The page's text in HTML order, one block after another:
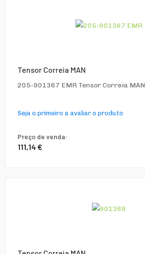
Tensor Correia MAN
205-901367 EMR Tensor Correia MAN
Seja o primeiro a avaliar o produto
Preço de venda:
111,14 €